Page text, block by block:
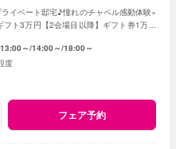
イベート邸宅♪憧れのチャペル感動体験×
ト3万円【2会場目以降】ギフト券1万円
13:00～ 14:00～ 18:00～
度
フェア予約